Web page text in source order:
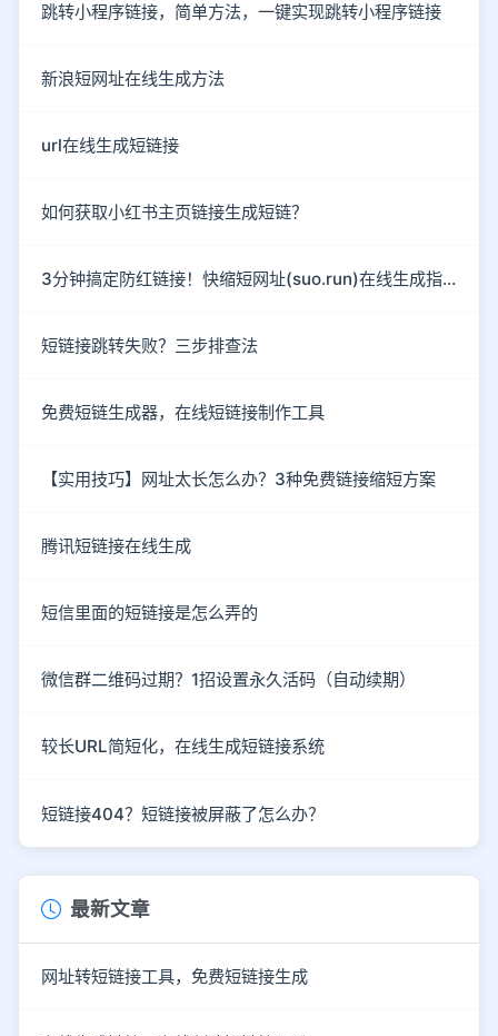
跳转小程序链接，简单方法，一键实现跳转小程序链接
新浪短网址在线生成方法
url在线生成短链接
如何获取小红书主页链接生成短链？
3分钟搞定防红链接！快缩短网址(suo.run)在线生成指南
短链接跳转失败？三步排查法
免费短链生成器，在线短链接制作工具
【实用技巧】网址太长怎么办？3种免费链接缩短方案
腾讯短链接在线生成
短信里面的短链接是怎么弄的
微信群二维码过期？1招设置永久活码（自动续期）
较长URL简短化，在线生成短链接系统
短链接404？短链接被屏蔽了怎么办？
最新文章
网址转短链接工具，免费短链接生成